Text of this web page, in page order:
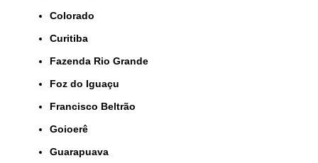
Colorado
Curitiba
Fazenda Rio Grande
Foz do Iguaçu
Francisco Beltrão
Goioerê
Guarapuava